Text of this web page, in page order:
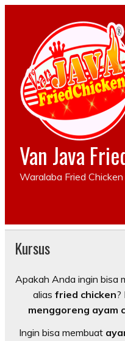
Van Java
Waralaba Fried
Kursus
Apakah Anda ingin bisa
alias fried chicken?
menggoreng ayam
Ingin bisa membuat